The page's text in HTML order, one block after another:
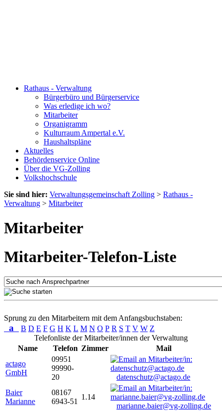
Rathaus - Verwaltung
Bürgerbüro und Bürgerservice
Was erledige ich wo?
Mitarbeiter
Organigramm
Kulturraum Ampertal e.V.
Haushaltspläne
Aktuelles
Behördenservice Online
Über die VG-Zolling
Volkshochschule
Sie sind hier: Verwaltungsgemeinschaft Zolling > Rathaus -
Verwaltung > Mitarbeiter
Mitarbeiter
Mitarbeiter-Telefon-Liste
Sprung zu den Mitarbeitern mit dem Anfangsbuchstaben:
a B D E F G H K L M N O P R S T V W Z
Telefonliste der Mitarbeiter/innen der Verwaltung
Name
Telefon Zimmer
Mail
actago
GmbH
09951
99990-
20
datenschutz@actago.de
Baier
Marianne
08167
6943-51
1.14
marianne.baier@vg-zolling.de